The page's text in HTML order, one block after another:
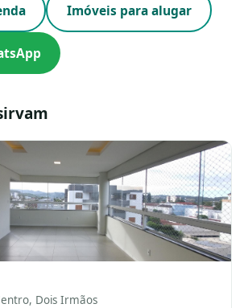
Imóveis para alugar
Dois Irmãos